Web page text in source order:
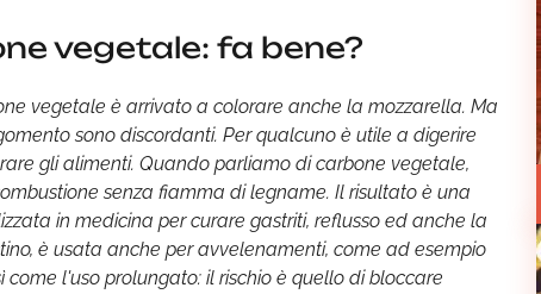
vegetale: fa bene?
vegetale è arrivato a colorare anche la mozzarella. Ma
sono discordanti. Per qualcuno è utile a digerire
gli alimenti. Quando parliamo di carbone vegetale,
senza fiamma di legname. Il risultato è una
in medicina per curare gastriti, reflusso ed anche la
è usata anche per avvelenamenti, come ad esempio
l'uso prolungato: il rischio è quello di bloccare